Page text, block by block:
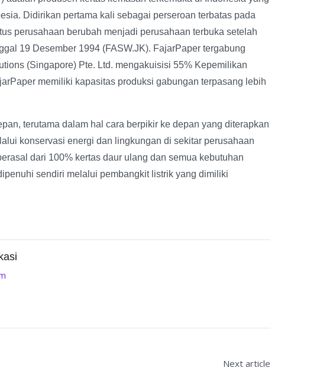
Didirikan pertama kali sebagai perseroan terbatas pada
perusahaan berubah menjadi perusahaan terbuka setelah
19 Desember 1994 (FASW.JK). FajarPaper tergabung
(Singapore) Pte. Ltd. mengakuisisi 55% Kepemilikan
memiliki kapasitas produksi gabungan terpasang lebih
terutama dalam hal cara berpikir ke depan yang diterapkan
konservasi energi dan lingkungan di sekitar perusahaan
dari 100% kertas daur ulang dan semua kebutuhan
sendiri melalui pembangkit listrik yang dimiliki
Next article